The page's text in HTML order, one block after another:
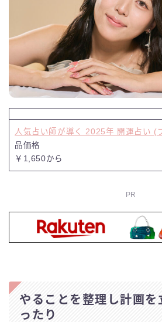
人気占い師が導く 2025年 開運占い (
品価格
￥1,650から
PR
やることを整理し計画を
ったり